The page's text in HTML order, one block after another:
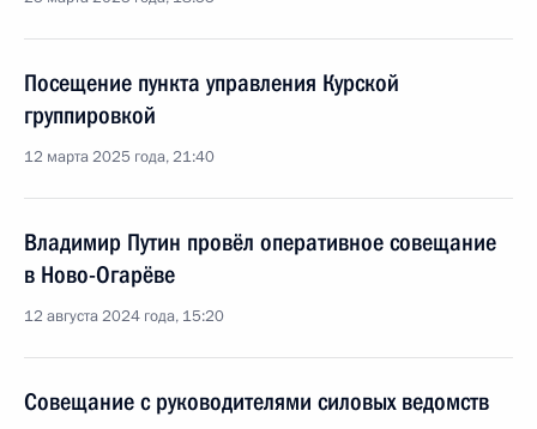
Посещение пункта управления Курской
группировкой
12 марта 2025 года, 21:40
Владимир Путин провёл оперативное совещание
в Ново-Огарёве
12 августа 2024 года, 15:20
Совещание с руководителями силовых ведомств